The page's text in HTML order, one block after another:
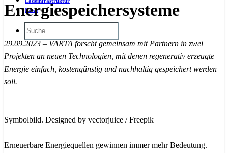
News
Energiespeichersysteme
29.09.2023 – VARTA forscht gemeinsam mit Partnern in zwei
Projekten an neuen Technologien, mit denen regenerativ erzeugte
Energie einfach, kostengünstig und nachhaltig gespeichert werden
soll.
Symbolbild. Designed by vectorjuice / Freepik
Erneuerbare Energiequellen gewinnen immer mehr Bedeutung.